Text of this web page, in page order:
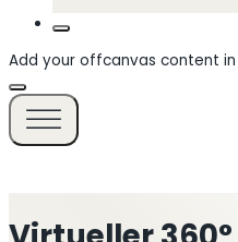
Add your offcanvas content